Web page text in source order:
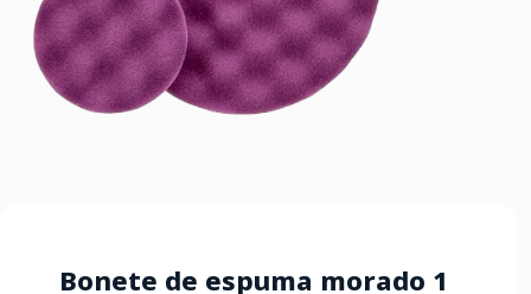
Bonete de espuma morado 1